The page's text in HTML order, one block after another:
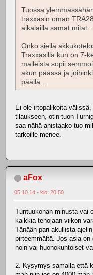
Tuossa
traxxasin oman
aikalailla samat mitat...
Onko siellä
Traxxasilla kun on 7-
malleista sopii
akun päässä ja
päällä...
Ei ole irtopalikoita
tilaukseen, otin tuon
saa nähä ahistaako tuo
tarkoille menee.
aFox
05.10.14 - klo: 20.50
Tuntuukohan minusta vai
kaikkia tehojaan viikon
Tänään pari akullista
pirteemmältä. Jos asia
noin vai huonokuntoiset
2. Kysymys samalla että